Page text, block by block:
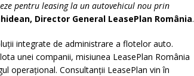
pentru leasing la un autovehicul nou prin
Director General LeasePlan România.
integrate de administrare a flotelor auto.
unei companii, misiunea LeasePlan România
operațional. Consultanții LeasePlan vin în